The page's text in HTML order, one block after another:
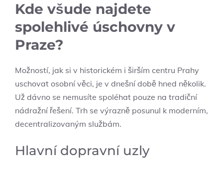
Kde všude najdete
spolehlivé úschovny v
Praze?
Možností, jak si v historickém i širším centru Prahy
uschovat osobní věci, je v dnešní době hned několik.
Už dávno se nemusíte spoléhat pouze na tradiční
nádražní řešení. Trh se výrazně posunul k moderním,
decentralizovaným službám.
Hlavní dopravní uzly